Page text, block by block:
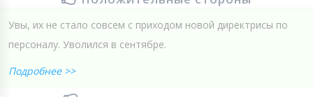
Увы, их не стало совсем с приходом новой директрисы по
персоналу. Уволился в сентябре.
Подробнее >>